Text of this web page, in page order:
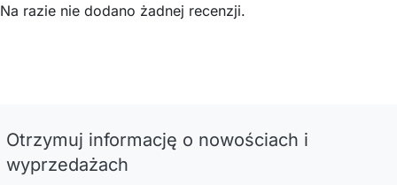
Na razie nie dodano żadnej recenzji.
Otrzymuj informację o nowościach i
wyprzedażach